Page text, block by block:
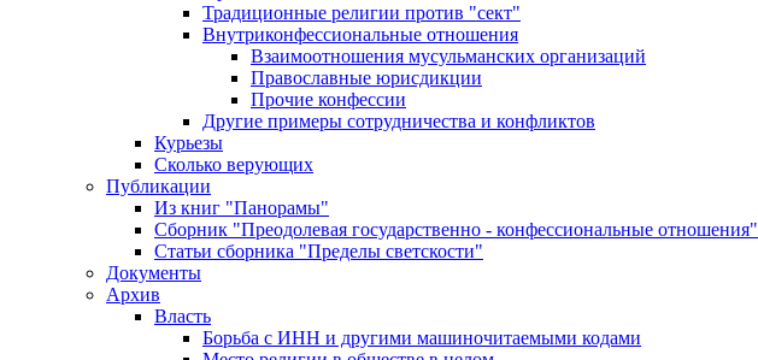
Традиционные религии против "сект"
Внутриконфессиональные отношения
Взаимоотношения мусульманских организаций
Православные юрисдикции
Прочие конфессии
Другие примеры сотрудничества и конфликтов
Курьезы
Сколько верующих
Публикации
Из книг "Панорамы"
Сборник "Преодолевая государственно - конфессиональные отношения"
Статьи сборника "Пределы светскости"
Документы
Архив
Власть
Борьба с ИНН и другими машиночитаемыми кодами